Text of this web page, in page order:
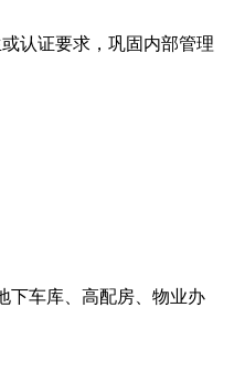
认证要求，巩固内部管理
下车库、高配房、物业办